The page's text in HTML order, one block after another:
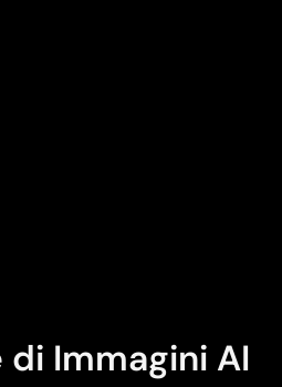
Immagini AI